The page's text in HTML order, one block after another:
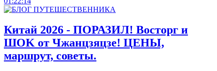
Китай 2026 - ПОРАЗИЛ! Восторг и
ШOK от Чжанцзяцзе! ЦЕНЫ,
маршрут, советы.